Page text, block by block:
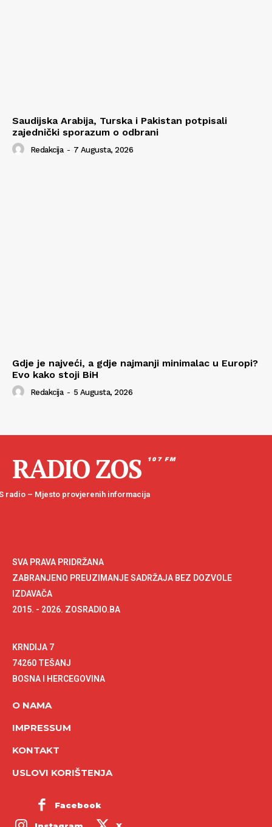
Saudijska Arabija, Turska i Pakistan potpisali
zajednički sporazum o odbrani
Redakcija - 7 Augusta, 2026
Gdje je najveći, a gdje najmanji minimalac u Europi?
Evo kako stoji BiH
Redakcija - 5 Augusta, 2026
RADIO ZOS 107 FM
radio – Mjesto provjerenih informacija
SVA PRAVA PRIDRŽANA
ZABRANJENO PREUZIMANJE SADRŽAJA BEZ DOZVOLE
IZDAVAČA
2015. - 2026. ZOSRADIO.BA
KRNDIJA 7
74260 TEŠANJ
BOSNA I HERCEGOVINA
O NAMA
IMPRESSUM
KONTAKT
USLOVI KORIŠTENJA
Facebook